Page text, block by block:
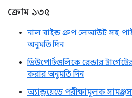
ক্রোম ১৩৫
নাল বাইন্ড গ্রুপ লেআউট সহ
অনুমতি দিন
ভিউপোর্টগুলিকে রেন্ডার টার্গেটের
করার অনুমতি দিন
অ্যান্ড্রয়েডে পরীক্ষামূলক